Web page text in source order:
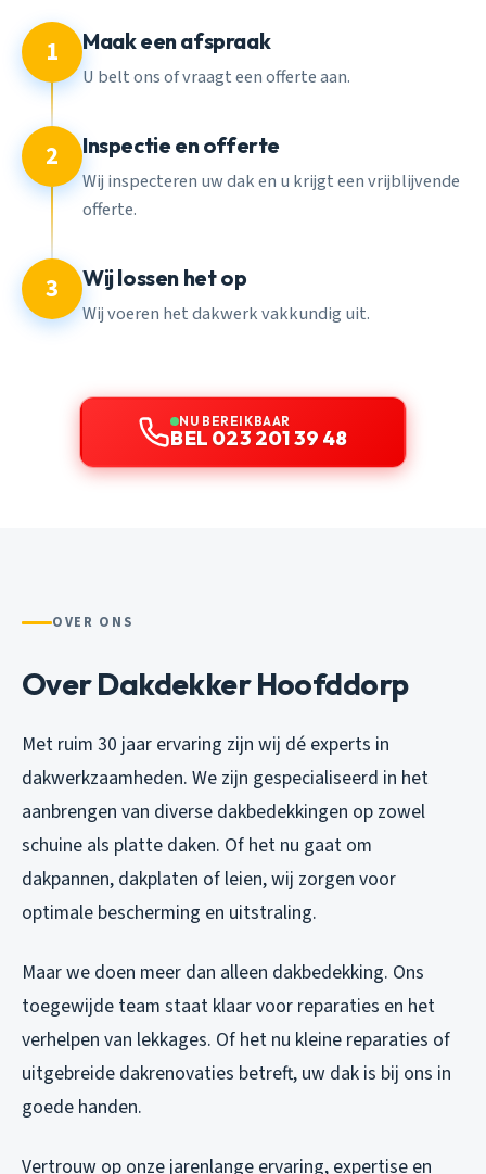
1 Maak een afspraak
U belt ons of vraagt een offerte aan.
2 Inspectie en offerte
Wij inspecteren uw dak en u krijgt een vrijblijvende
offerte.
3 Wij lossen het op
Wij voeren het dakwerk vakkundig uit.
NU BEREIKBAAR
BEL 023 201 39 48
OVER ONS
Over Dakdekker Hoofddorp
Met ruim 30 jaar ervaring zijn wij dé experts in
dakwerkzaamheden. We zijn gespecialiseerd in het
aanbrengen van diverse dakbedekkingen op zowel
schuine als platte daken. Of het nu gaat om
dakpannen, dakplaten of leien, wij zorgen voor
optimale bescherming en uitstraling.
Maar we doen meer dan alleen dakbedekking. Ons
toegewijde team staat klaar voor reparaties en het
verhelpen van lekkages. Of het nu kleine reparaties of
uitgebreide dakrenovaties betreft, uw dak is bij ons in
goede handen.
Vertrouw op onze jarenlange ervaring, expertise en